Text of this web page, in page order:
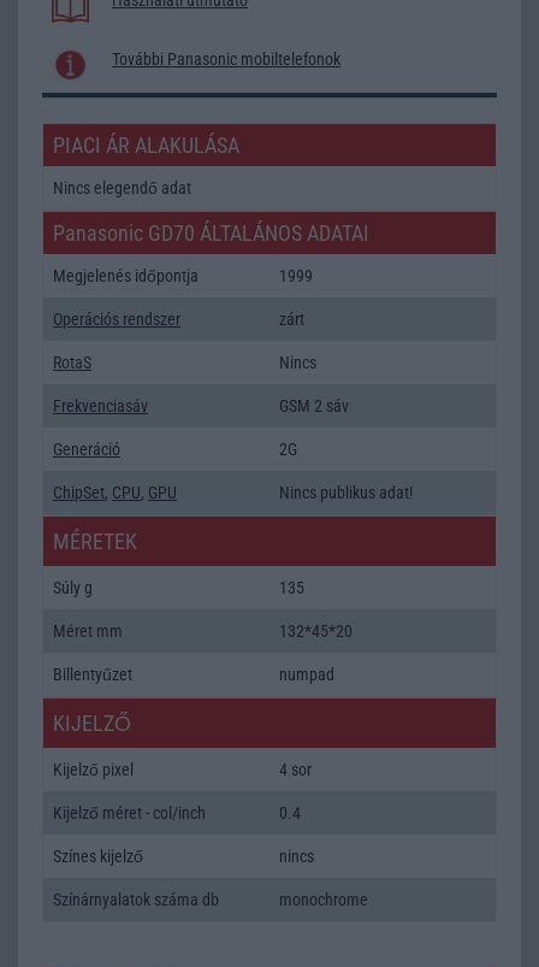
További Panasonic mobiltelefonok
PIACI ÁR ALAKULÁSA
Nincs elegendő adat
Panasonic GD70 ÁLTALÁNOS ADATAI
Megjelenés időpontja 1999
Operációs rendszer zárt
RotaS Nincs
Frekvenciasáv GSM 2 sáv
Generáció 2G
ChipSet, CPU, GPU Nincs publikus adat!
MÉRETEK
Súly g 135
Méret mm 132*45*20
Billentyűzet numpad
KIJELZŐ
Kijelző pixel 4 sor
Kijelző méret - col/inch 0.4
Színes kijelző nincs
Színárnyalatok száma db monochrome